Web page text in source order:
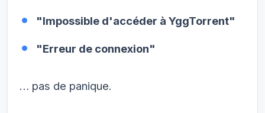
"Impossible d'accéder à YggTorrent"
"Erreur de connexion"
… pas de panique.